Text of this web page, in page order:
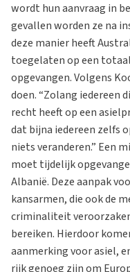
wordt hun aanvraag in
gevallen worden ze na
deze manier heeft
toegelaten op een
opgevangen. Volgens
doen. “Zolang iedereen
recht heeft op een
dat bijna iedereen zelfs
niets veranderen.” Een
moet tijdelijk
Albanië. Deze aanpak
kansarmen, die ook de
criminaliteit
bereiken. Hierdoor
aanmerking voor asiel,
rijk genoeg zijn om